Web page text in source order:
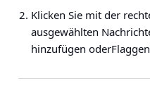
Klicken Sie mit der
ausgewählten
hinzufügen oder